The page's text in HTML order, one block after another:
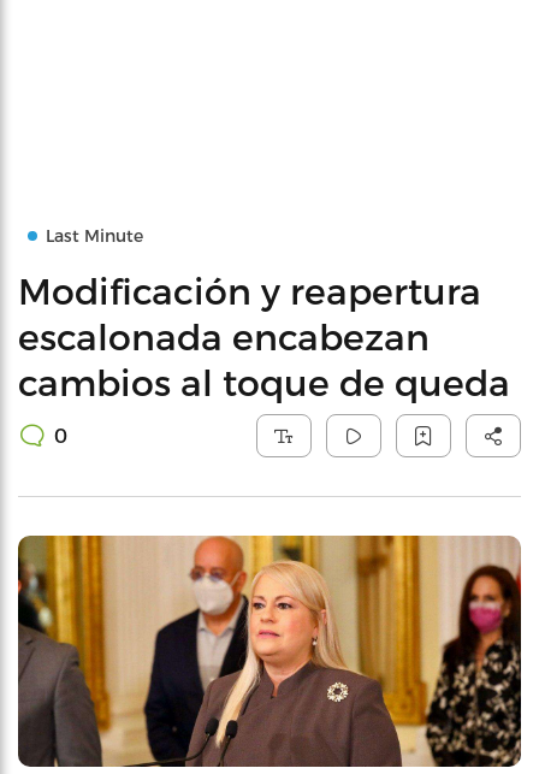
Last Minute
Modificación y reapertura
escalonada encabezan
cambios al toque de queda
0